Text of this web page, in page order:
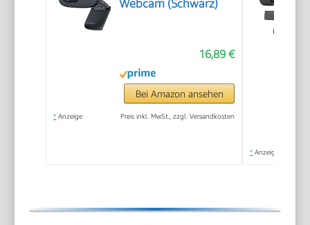
Webcam (Schwarz)
16,89 €
Bei Amazon ansehen
* Anzeige Preis inkl. MwSt., zzgl. Versandkosten
* Anzeige